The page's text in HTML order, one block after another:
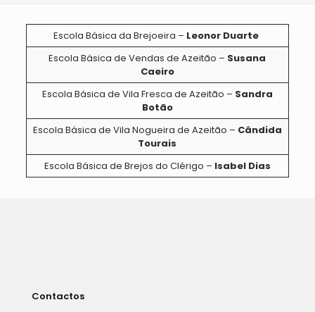
Escola Básica da Brejoeira – Leonor Duarte
Escola Básica de Vendas de Azeitão – Susana
Caeiro
Escola Básica de Vila Fresca de Azeitão – Sandra
Botão
Escola Básica de Vila Nogueira de Azeitão – Cândida
Tourais
Escola Básica de Brejos do Clérigo – Isabel Dias
Contactos